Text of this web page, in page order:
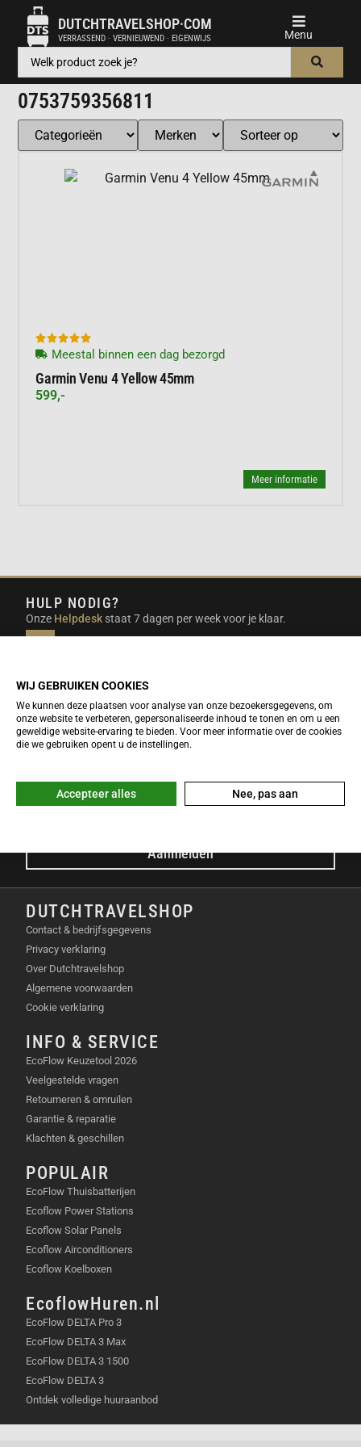
DUTCHTRAVELSHOP·COM
VERRASSEND · VERNIEUWEND · EIGENWIJS
0753759356811

Meestal binnen een dag bezorgd
Garmin Venu 4 Yellow 45mm
599,-
Meer informatie
HULP NODIG?
Onze Helpdesk staat 7 dagen per week voor je klaar.
beantwoorden.
NIEUWSBRIEF
Meld je nu gratis aan voor de DTS-Nieuwsbrief en ontvang het
E-mailadres
Aanmelden
DUTCHTRAVELSHOP
Contact & bedrijfsgegevens
Privacy verklaring
Over Dutchtravelshop
Algemene voorwaarden
Cookie verklaring
INFO & SERVICE
EcoFlow Keuzetool 2026
Veelgestelde vragen
Retourneren & omruilen
Garantie & reparatie
Klachten & geschillen
POPULAIR
EcoFlow Thuisbatterijen
Ecoflow Power Stations
Ecoflow Solar Panels
Ecoflow Airconditioners
Ecoflow Koelboxen
EcoflowHuren.nl
EcoFlow DELTA Pro 3
EcoFlow DELTA 3 Max
EcoFlow DELTA 3 1500
EcoFlow DELTA 3
Ontdek volledige huuraanbod
WIJ GEBRUIKEN COOKIES
We kunnen deze plaatsen voor analyse van onze bezoekersgegevens, om
onze website te verbeteren, gepersonaliseerde inhoud te tonen en om u een
geweldige website-ervaring te bieden. Voor meer informatie over de cookies
die we gebruiken opent u de instellingen.
Accepteer alles Nee, pas aan